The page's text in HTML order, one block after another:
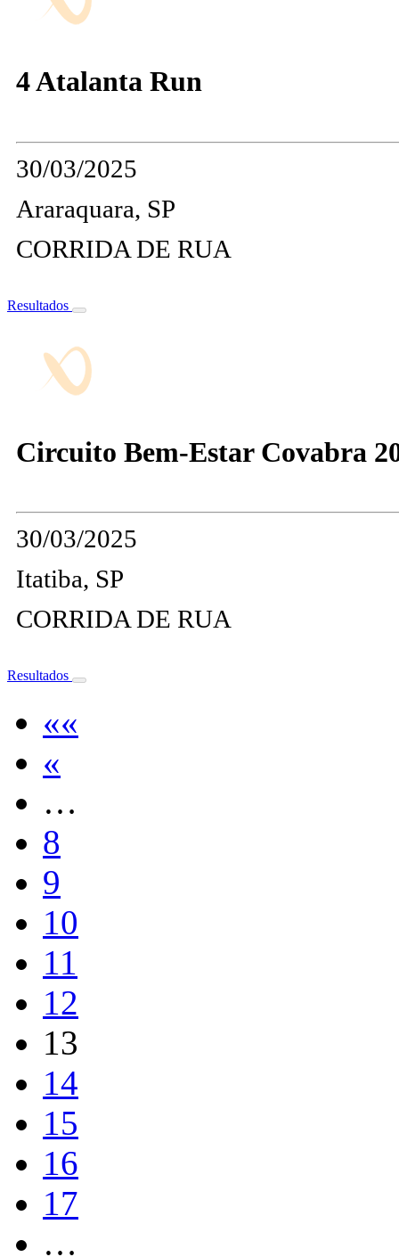
4 Atalanta Run
30/03/2025
Araraquara, SP
CORRIDA DE RUA
Resultados
Circuito Bem-Estar Covabra
30/03/2025
Itatiba, SP
CORRIDA DE RUA
Resultados
««
«
…
8
9
10
11
12
13
14
15
16
17
…